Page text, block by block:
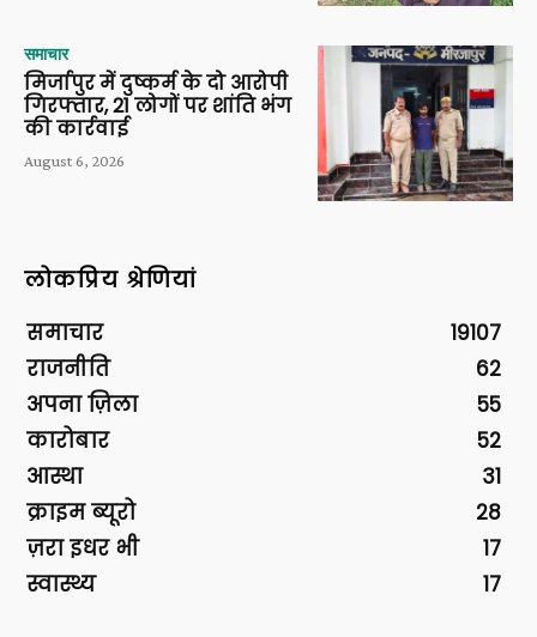
समाचार
मिर्जापुर में दुष्कर्म के दो आरोपी
गिरफ्तार, 21 लोगों पर शांति भंग
की कार्रवाई
August 6, 2026
लोकप्रिय श्रेणियां
समाचार
19107
राजनीति
62
अपना ज़िला
55
कारोबार
52
आस्था
31
क्राइम ब्यूरो
28
ज़रा इधर भी
17
स्वास्थ्य
17